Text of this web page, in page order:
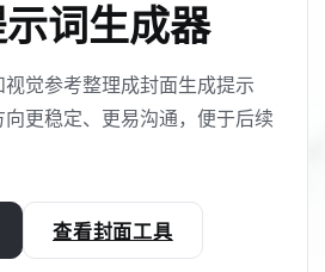
词生成器
觉参考整理成封面生成提示
更稳定、更易沟通，便于后续
查看封面工具